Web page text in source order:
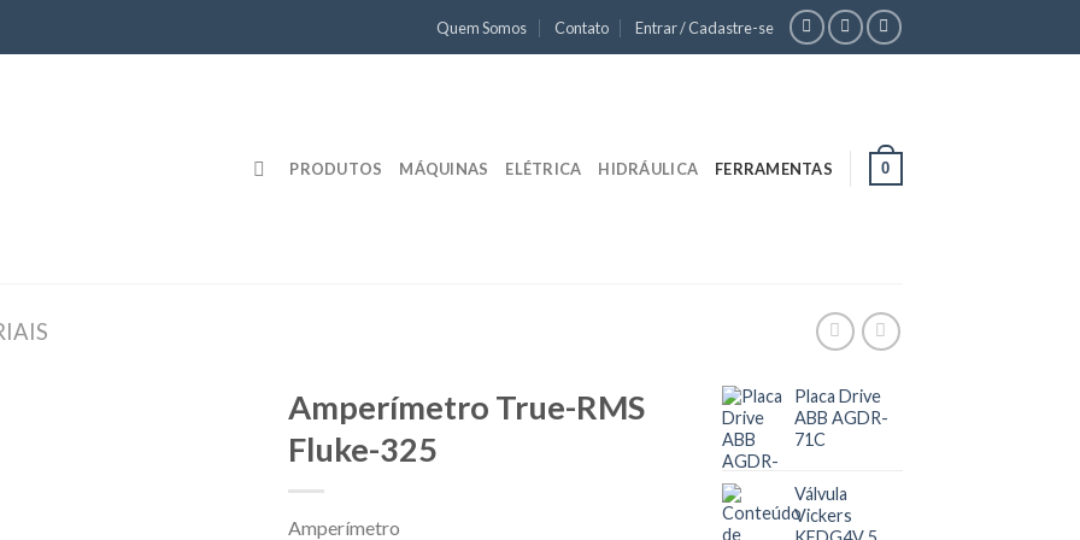
Quem Somos Contato Entrar / Cadastre-se
PRODUTOS MÁQUINAS ELÉTRICA HIDRÁULICA FERRAMENTAS 0
Amperímetro True-RMS
Fluke-325
Amperímetro
Placa Drive
ABB AGDR-
71C
Válvula
Vickers